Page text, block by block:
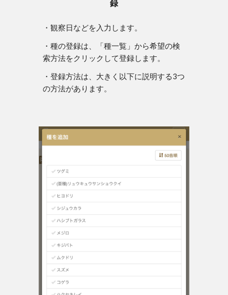
録
・観察日などを入力します。
・種の登録は、「種一覧」から希望の検
索方法をクリックして登録します。
・登録方法は、大きく以下に説明する3つ
の方法があります。